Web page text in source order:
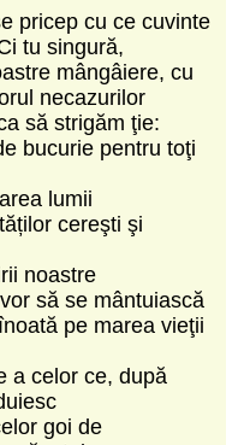
pricep cu ce cuvinte
tu singură,
mângâiere, cu
necazurilor
să strigăm ţie:
bucurie pentru toţi
lumii
cereşti şi
noastre
să se mântuiască
pe marea vieţii
a celor ce, după
goi de